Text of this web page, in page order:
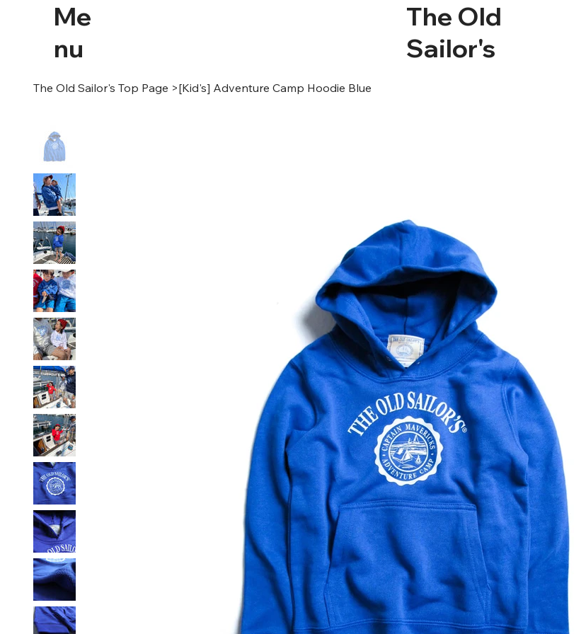
The Old
Sailor's
Me
nu
The Old Sailor's Top Page >[Kid's] Adventure Camp Hoodie Blue